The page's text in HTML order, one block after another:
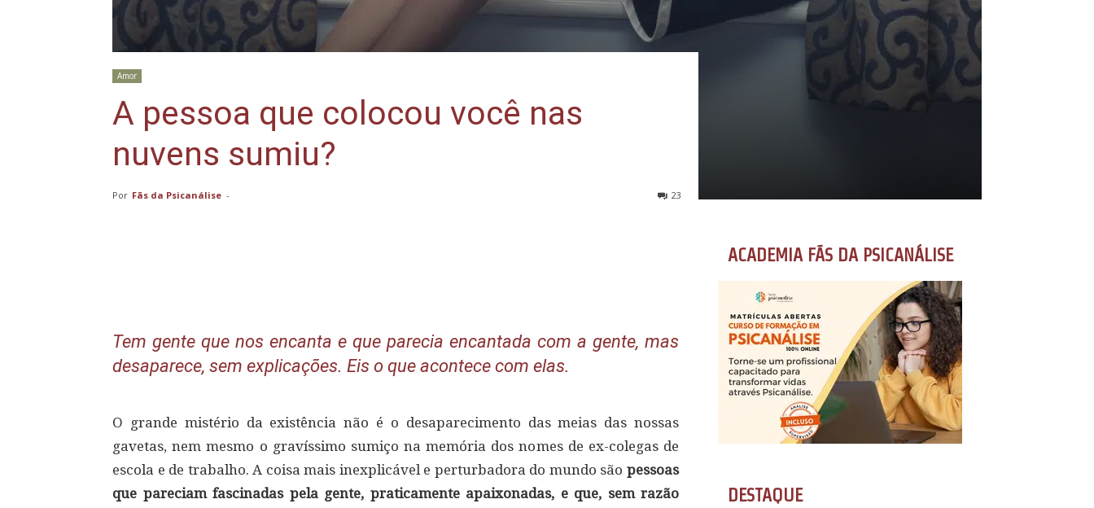
Amor
A pessoa que colocou você nas
nuvens sumiu?
Por Fãs da Psicanálise - 23
Tem gente que nos encanta e que parecia encantada com a gente, mas
desaparece, sem explicações. Eis o que acontece com elas.
O grande mistério da existência não é o desaparecimento das meias das nossas
gavetas, nem mesmo o gravíssimo sumiço na memória dos nomes de ex-colegas de
escola e de trabalho. A coisa mais inexplicável e perturbadora do mundo são pessoas
que pareciam fascinadas pela gente, praticamente apaixonadas, e que, sem razão
ACADEMIA FÃS DA PSICANÁLISE
DESTAQUE